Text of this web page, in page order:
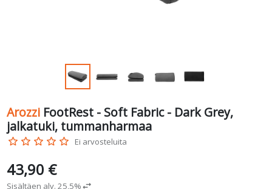
Arozzi FootRest - Soft Fabric - Dark Grey,
jalkatuki, tummanharmaa
star_border star_border star_border star_border star_border Ei arvosteluita
43,90 €
Sisältäen alv. 25,5%swap_horiz